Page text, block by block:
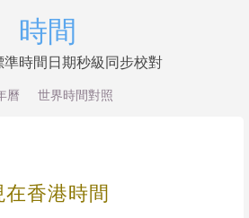
時間
準時間日期秒級同步校對
曆 世界時間對照
在香港時間